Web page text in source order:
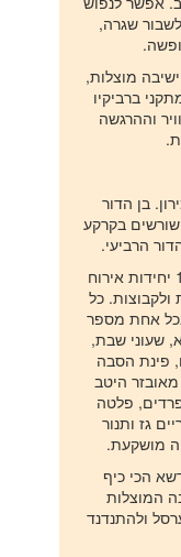
שגרה,
מוצלות,
ברביקיו
וההרגשה
בן הדור
בקרקע
הרביעי.
במירון 14 יחידות אירוח
ולקבוצות. כל
בכל אחת מספר
שעוני שבת,
פינת הסבה
מאובזר היטב
פלטה
גז ותנור
מושקעת.
הכי כיף
המוצלות
ולהתנדנד